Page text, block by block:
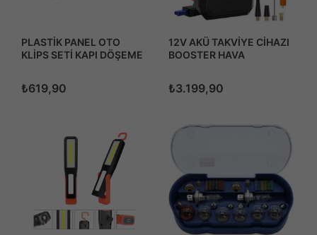
PLASTİK PANEL OTO
KLİPS SETİ KAPI DÖŞEME
₺619,90
12V AKÜ TAKVİYE CİHAZI
BOOSTER HAVA
₺3.199,90